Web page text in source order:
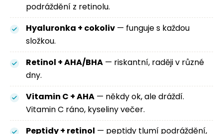
podráždění z retinolu.
Hyaluronka + cokoliv — funguje s každou
složkou.
Retinol + AHA/BHA — riskantní, raději v různé
dny.
Vitamin C + AHA — někdy ok, ale dráždí.
Vitamin C ráno, kyseliny večer.
Peptidy + retinol — peptidy tlumí podráždění,